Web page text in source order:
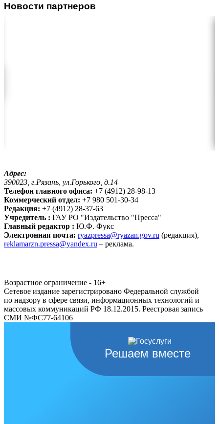
Новости партнеров
Адрес:
390023, г.Рязань, ул.Горького, д.14
Телефон главного офиса: +7 (4912) 28-98-13
Коммерческий отдел: +7 980 501-30-34
Редакция: +7 (4912) 28-37-63
Учредитель : ГАУ РО "Издательство "Пресса"
Главный редактор : Ю.Ф. Фукс
Электронная почта: ryazpressa@ryazan.gov.ru (редакция),
reklamarzn.pressa@yandex.ru – реклама.
Возрастное ограничение - 16+
Сетевое издание зарегистрировано Федеральной службой
по надзору в сфере связи, информационных технологий и
массовых коммуникаций РФ 18.12.2015. Реестровая запись
СМИ №ФС77-64106
Решаем вместе